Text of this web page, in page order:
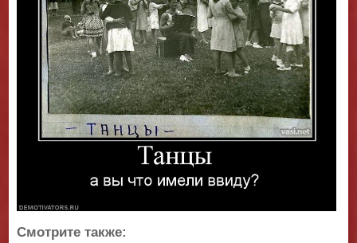
Смотрите также: